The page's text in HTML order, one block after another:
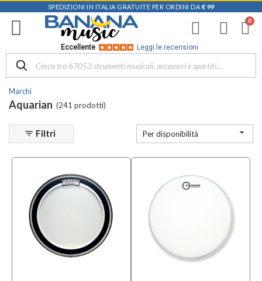
SPEDIZIONI IN ITALIA GRATUITE PER ORDINI DA € 99
Eccellente Leggi le recensioni
Marchi
Aquarian (241 prodotti)
Filtra
i
risultati
Disponibile
in
Negozio
Music |
Vicenza
| Altavilla
Vicentina
Mezzanota
| Valdagno
filter_list Filtri Per disponibilità 